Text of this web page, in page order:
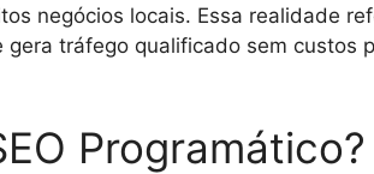
negócios locais. Essa realidade
gera tráfego qualificado sem
Programático?